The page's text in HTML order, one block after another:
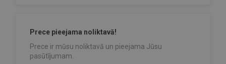
Prece pieejama noliktavā!
Prece ir mūsu noliktavā un pieejama Jūsu
pasūtījumam.